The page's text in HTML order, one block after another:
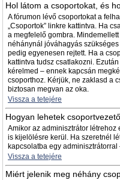
Hol látom a csoportokat, és
A fórumon lévő csoportokat a
„Csoportok” linkre kattintva. Ha
a megfelelő gombra.
néhánynál jóváhagyás
pedig egyenesen rejtett. Ha a
kattintva tudsz csatlakozni.
kérelmed – ennek kapcsán
csoporthoz. Kérjük, ne zaklasd a
biztosan megvan az oka.
Vissza a tetejére
Hogyan lehetek
Amikor az adminisztrátor
is kijelölésre kerül. Ha szeretnél
kapcsolatba egy
Vissza a tetejére
Miért jelenik meg néhány